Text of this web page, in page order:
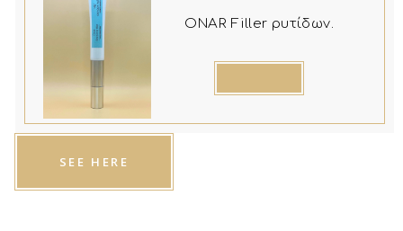
ONAR Filler ρυτίδων.
SEE HERE